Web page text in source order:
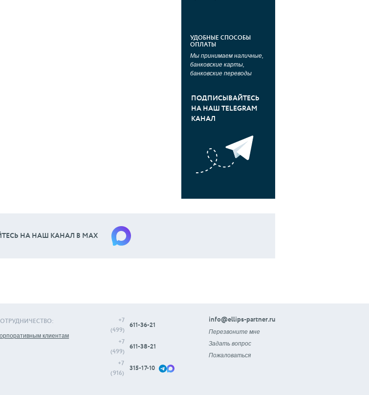
УДОБНЫЕ СПОСОБЫ
ОПЛАТЫ
Мы принимаем наличные,
банковские карты,
банковские переводы
ПОДПИСЫВАЙТЕСЬ
НА НАШ TELEGRAM
КАНАЛ
НА НАШ КАНАЛ В МАХ
клиентам
+7
(499)
611-36-21
+7
(499)
611-38-21
+7
(916)
315-17-10
info@ellips-partner.ru
Перезвоните мне
Задать вопрос
Пожаловаться